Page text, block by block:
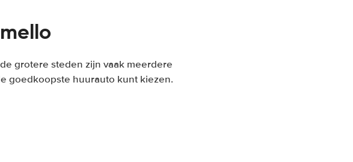
grotere steden zijn vaak meerdere
goedkoopste huurauto kunt kiezen.